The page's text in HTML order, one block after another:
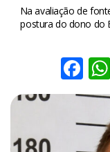
Na avaliação de
postura do dono do